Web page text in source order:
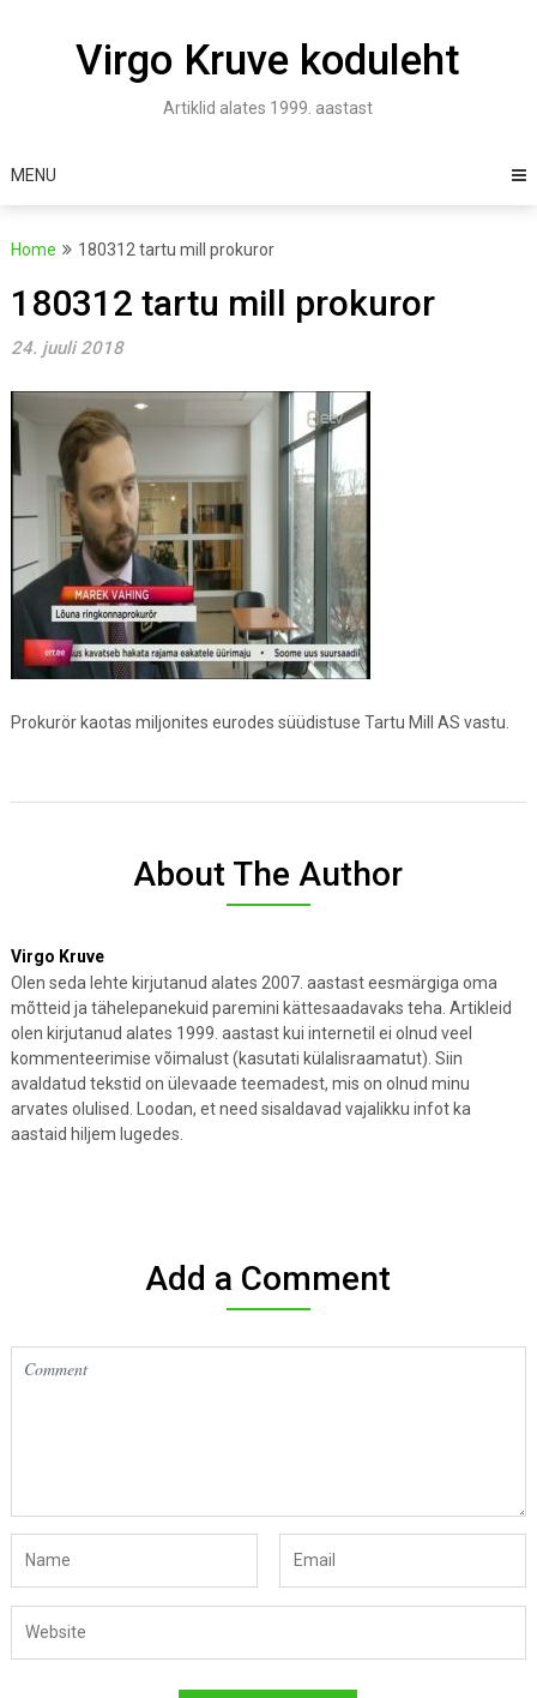
Virgo Kruve koduleht
Artiklid alates 1999. aastast
MENU
Home 180312 tartu mill prokuror
180312 tartu mill prokuror
24. juuli 2018
Prokurör kaotas miljonites eurodes süüdistuse Tartu Mill AS vastu.
About The Author
Virgo Kruve
Olen seda lehte kirjutanud alates 2007. aastast eesmärgiga oma
mõtteid ja tähelepanekuid paremini kättesaadavaks teha. Artikleid
olen kirjutanud alates 1999. aastast kui internetil ei olnud veel
kommenteerimise võimalust (kasutati külalisraamatut). Siin
avaldatud tekstid on ülevaade teemadest, mis on olnud minu
arvates olulised. Loodan, et need sisaldavad vajalikku infot ka
aastaid hiljem lugedes.
Add a Comment